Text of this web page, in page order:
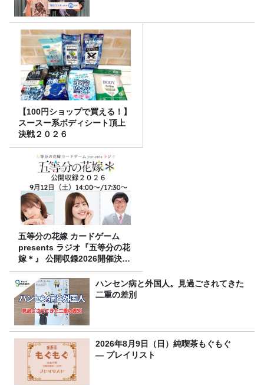
【100円ショップで買える！】
スースー系ボディシート頂上
決戦２０２６
五等分の花嫁 カードゲーム
presents ラジオ『五等分の花
嫁＊』 公開収録2026開催決
定！
ハンセン病と外国人。見過ごされてきた
二重の差別
2026年8月9日（日）純喫茶もぐもぐ
― プレイリスト